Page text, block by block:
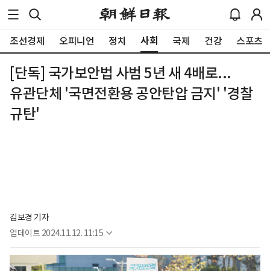
조선경제 오피니언 정치 사회 국제 건강 스포츠
[단독] 국가보안법 사범 5년 새 4배로...
유관단체 '국면전환용 공안탄압 금지' '경찰
규탄'
김보경 기자
업데이트 2024.11.12. 11:15